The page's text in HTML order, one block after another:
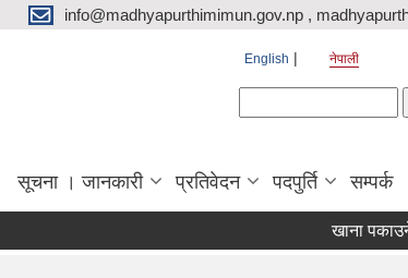
info@madhyapurthimimun.gov.np ,
English नेपाली
सूचना । जानकारी प्रतिवेदन पदपुर्ति सम्पर्क
खाना